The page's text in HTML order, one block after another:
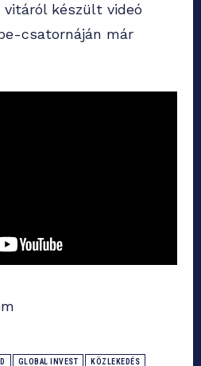
készült videó
csatornáján már
GLOBAL INVEST KÖZLEKEDÉS